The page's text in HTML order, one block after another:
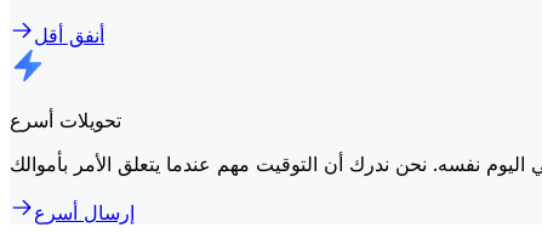
أنفق أقل
تحويلات أسرع
إرسال أسرع